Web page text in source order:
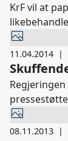
KrF vil at
Dette er
endringene
adm. dir. i
11.04.2014 |
år fra 2015.
bryter med
08.11.2013 |